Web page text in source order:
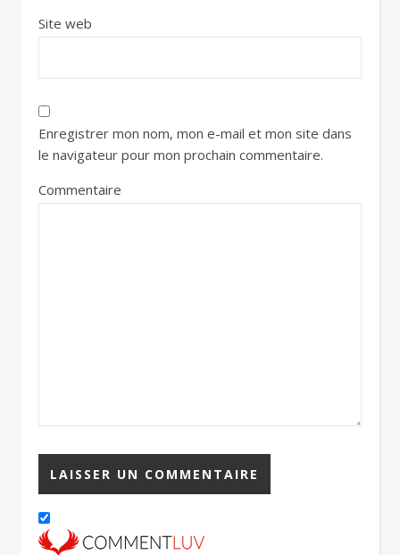
Site web
Enregistrer mon nom, mon e-mail et mon site dans
le navigateur pour mon prochain commentaire.
Commentaire